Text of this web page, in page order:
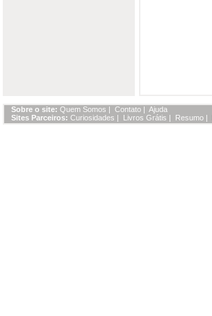
Sobre o site: Quem Somos | Contato | Ajuda
Sites Parceiros: Curiosidades | Livros Grátis | Resumo |